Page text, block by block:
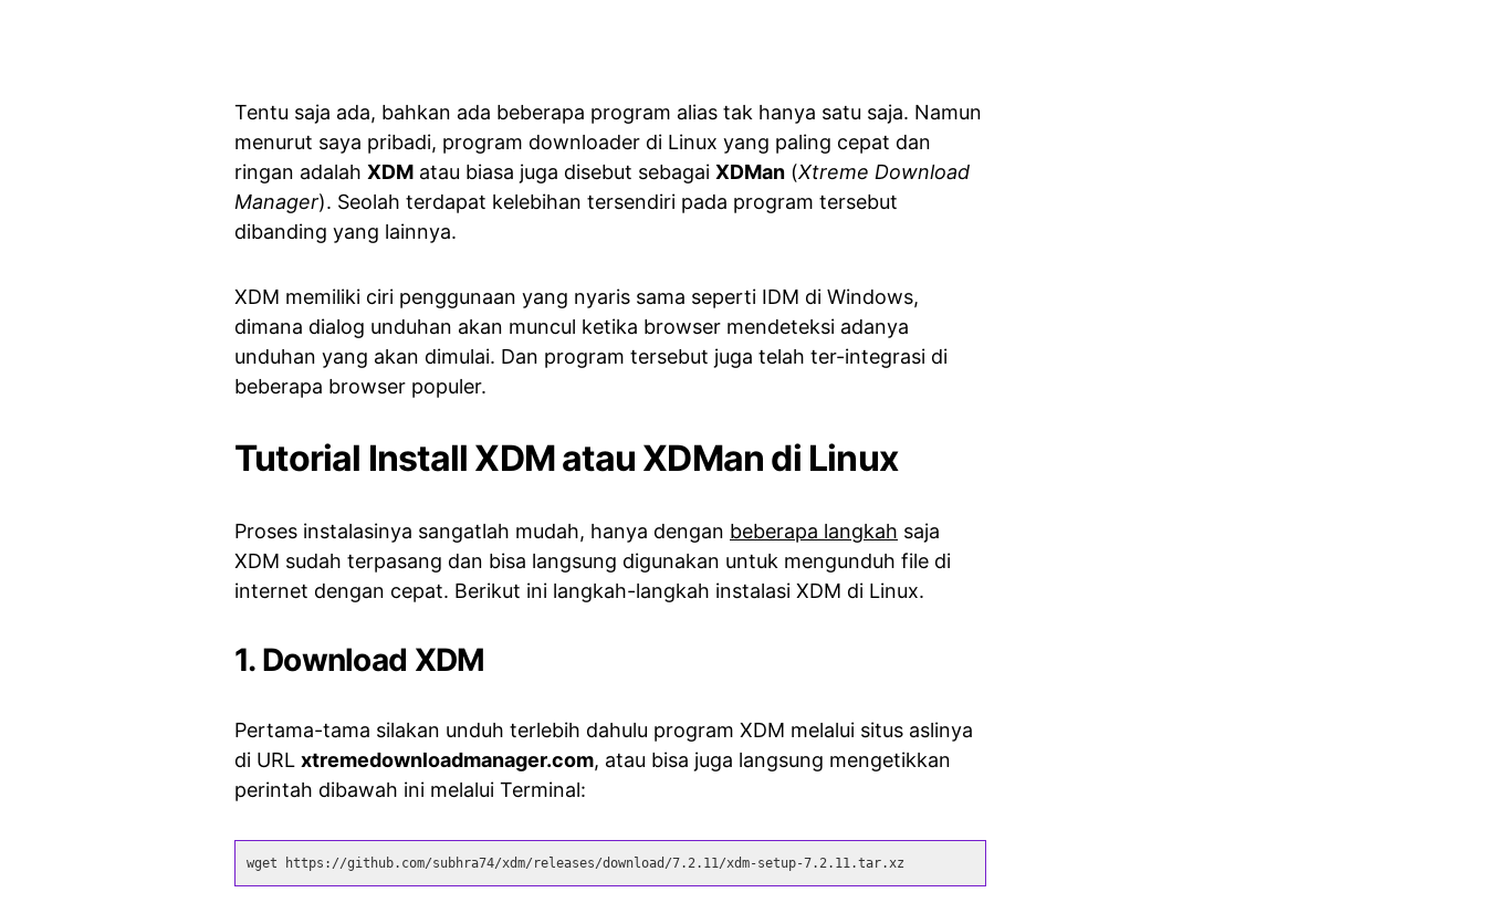
Tentu saja ada, bahkan ada beberapa program alias tak hanya satu saja. Namun
menurut saya pribadi, program downloader di Linux yang paling cepat dan
ringan adalah XDM atau biasa juga disebut sebagai XDMan (Xtreme Download
Manager). Seolah terdapat kelebihan tersendiri pada program tersebut
dibanding yang lainnya.
XDM memiliki ciri penggunaan yang nyaris sama seperti IDM di Windows,
dimana dialog unduhan akan muncul ketika browser mendeteksi adanya
unduhan yang akan dimulai. Dan program tersebut juga telah ter-integrasi di
beberapa browser populer.
Tutorial Install XDM atau XDMan di Linux
Proses instalasinya sangatlah mudah, hanya dengan beberapa langkah saja
XDM sudah terpasang dan bisa langsung digunakan untuk mengunduh file di
internet dengan cepat. Berikut ini langkah-langkah instalasi XDM di Linux.
1. Download XDM
Pertama-tama silakan unduh terlebih dahulu program XDM melalui situs aslinya
di URL xtremedownloadmanager.com, atau bisa juga langsung mengetikkan
perintah dibawah ini melalui Terminal:
wget https://github.com/subhra74/xdm/releases/download/7.2.11/xdm-setup-7.2.11.tar.xz